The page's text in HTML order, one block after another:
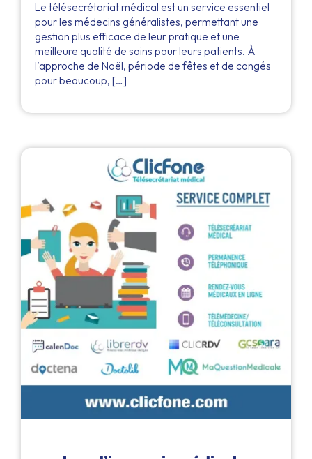
Le télésecrétariat médical est un service essentiel
pour les médecins généralistes, permettant une
gestion plus efficace de leur pratique et une
meilleure qualité de soins pour leurs patients. À
l’approche de Noël, période de fêtes et de congés
pour beaucoup, […]